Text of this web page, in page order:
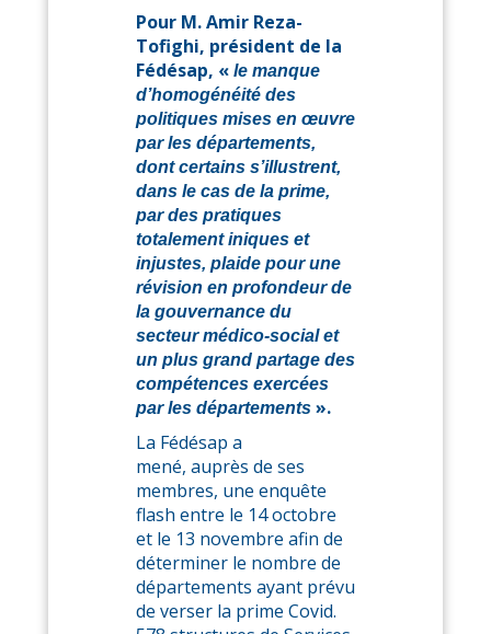
Pour M. Amir Reza-
Tofighi, président de la
Fédésap, « le manque
d’homogénéité des
politiques mises en œuvre
par les départements,
dont certains s’illustrent,
dans le cas de la prime,
par des pratiques
totalement iniques et
injustes, plaide pour une
révision en profondeur de
la gouvernance du
secteur médico-social et
un plus grand partage des
compétences exercées
par les départements ».
La Fédésap a
mené, auprès de ses
membres, une enquête
flash entre le 14 octobre
et le 13 novembre afin de
déterminer le nombre de
départements ayant prévu
de verser la prime Covid.